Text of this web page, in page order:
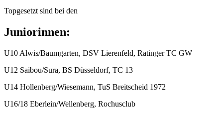
Topgesetzt sind bei den
Juniorinnen:
U10 Alwis/Baumgarten, DSV Lierenfeld, Ratinger TC GW
U12 Saibou/Sura, BS Düsseldorf, TC 13
U14 Hollenberg/Wiesemann, TuS Breitscheid 1972
U16/18 Eberlein/Wellenberg, Rochusclub